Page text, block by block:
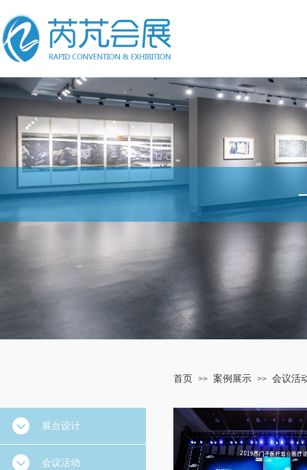
首页 >> 案例展示 >> 会议活
展台设计
会议活动